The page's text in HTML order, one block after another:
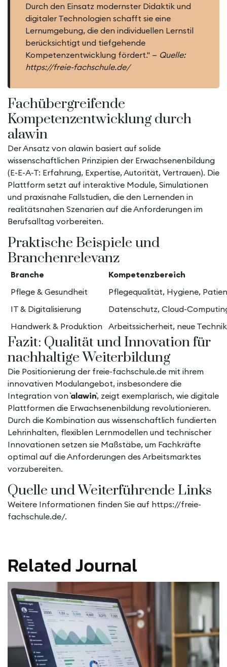
Durch den Einsatz modernster Didaktik und
digitaler Technologien schafft sie eine
Lernumgebung, die den individuellen Lernstil
berücksichtigt und tiefgehende
Kompetenzentwicklung fördert." — Quelle:
https://freie-fachschule.de/
Fachübergreifende
Kompetenzentwicklung durch
alawin
Der Ansatz von alawin basiert auf solide
wissenschaftlichen Prinzipien der Erwachsenenbildung
(E-E-A-T: Erfahrung, Expertise, Autorität, Vertrauen). Die
Plattform setzt auf interaktive Module, Simulationen
und praxisnahe Fallstudien, die den Lernenden in
realitätsnahen Szenarien auf die Anforderungen im
Berufsalltag vorbereiten.
Praktische Beispiele und
Branchenrelevanz
Branche
Kompetenzbereich
Pflege & Gesundheit
Pflegequalität, Hygiene,
IT & Digitalisierung
Datenschutz, Cloud-
Handwerk & Produktion Arbeitssicherheit, neue
Fazit: Qualität und Innovation für
nachhaltige Weiterbildung
Die Positionierung der freie-fachschule.de mit ihrem
innovativen Modulangebot, insbesondere die
Integration von `alawin`, zeigt exemplarisch, wie digitale
Plattformen die Erwachsenenbildung revolutionieren.
Durch die Kombination aus wissenschaftlich fundierten
Lehrinhalten, flexiblen Lernmodellen und technischer
Innovationen setzen sie Maßstäbe, um Fachkräfte
optimal auf die Anforderungen des Arbeitsmarktes
vorzubereiten.
Quelle und Weiterführende Links
Weitere Informationen finden Sie auf https://freie-
fachschule.de/.
Related Journal